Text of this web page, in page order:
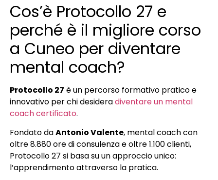
Cos’è Protocollo 27 e
perché è il migliore corso
a Cuneo per diventare
mental coach?
Protocollo 27 è un percorso formativo pratico e
innovativo per chi desideradiventare un mental
coach certificato.
Fondato daAntonio Valente, mental coach con
oltre 8.880 ore di consulenza e oltre 1.100 clienti,
Protocollo 27 si basa su un approccio unico:
l’apprendimento attraverso la pratica.